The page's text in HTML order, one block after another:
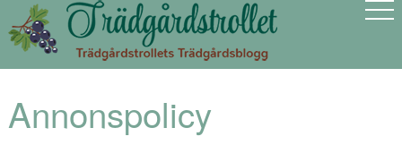
Annonspolicy